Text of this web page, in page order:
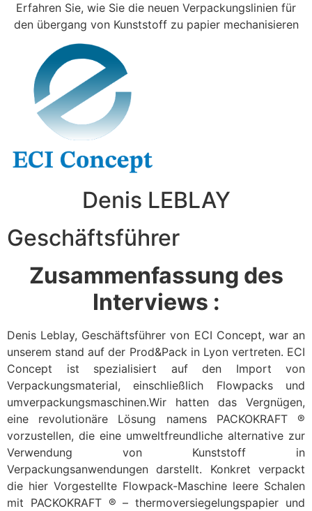
Erfahren Sie, wie Sie die neuen Verpackungslinien für
den übergang von Kunststoff zu papier mechanisieren
Denis LEBLAY
Geschäftsführer
Zusammenfassung des
Interviews :
Denis Leblay, Geschäftsführer von ECI Concept, war an
unserem stand auf der Prod&Pack in Lyon vertreten. ECI
Concept ist spezialisiert auf den Import von
Verpackungsmaterial, einschließlich Flowpacks und
umverpackungsmaschinen.Wir hatten das Vergnügen,
eine revolutionäre Lösung namens PACKOKRAFT ®
vorzustellen, die eine umweltfreundliche alternative zur
Verwendung von Kunststoff in
Verpackungsanwendungen darstellt. Konkret verpackt
die hier Vorgestellte Flowpack-Maschine leere Schalen
mit PACKOKRAFT ® – thermoversiegelungspapier und